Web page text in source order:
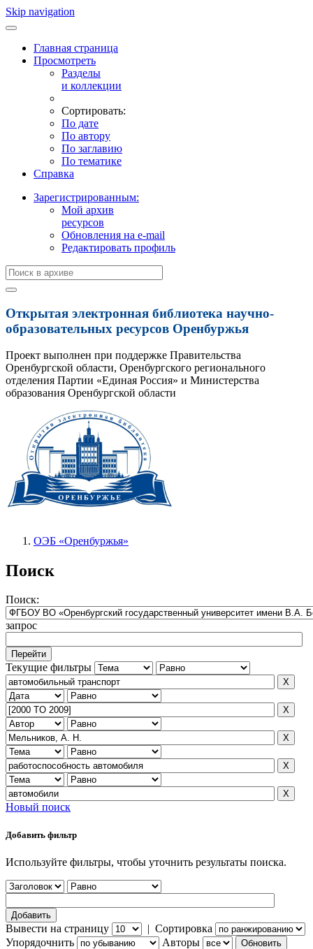
Skip navigation
Главная страница
Просмотреть
Разделы
и коллекции
Сортировать:
По дате
По автору
По заглавию
По тематике
Справка
Зарегистрированным:
Мой архив
ресурсов
Обновления на e-mail
Редактировать профиль
Открытая электронная библиотека научно-
образовательных ресурсов Оренбуржья
Проект выполнен при поддержке Правительства
Оренбургской области, Оренбургского регионального
отделения Партии «Единая Россия» и Министерства
образования Оренбургской области
ОЭБ «Оренбуржья»
Поиск
Поиск:
запрос
Текущие фильтры
Новый поиск
Добавить фильтр
Используйте фильтры, чтобы уточнить результаты поиска.
Вывести на страницу | Сортировка
Упорядочнить
Авторы